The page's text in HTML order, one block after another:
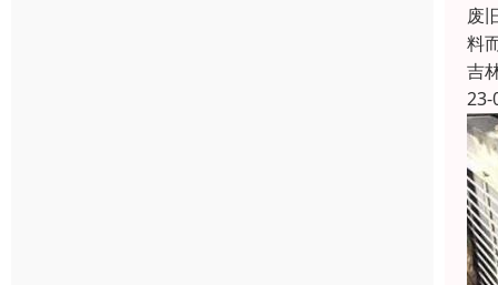
废
料
吉
23-